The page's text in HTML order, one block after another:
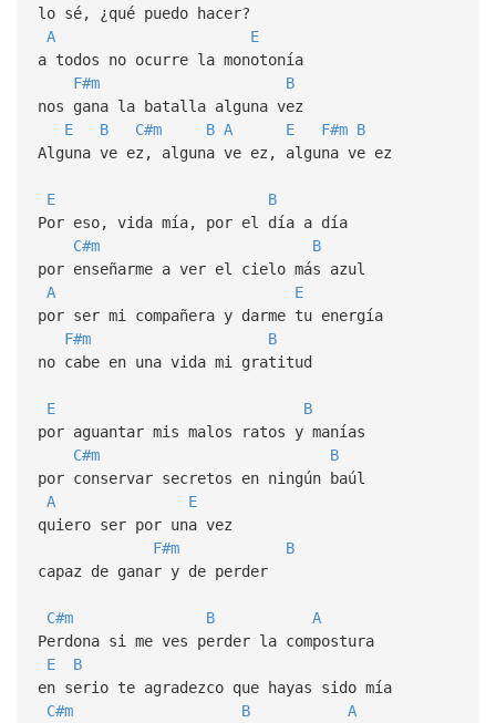
lo sé, ¿qué puedo hacer?
A
E
a todos no ocurre la monotonía
F#m
B
nos gana la batalla alguna vez
E
B C#m B A E F#m B
Alguna ve ez, alguna ve ez, alguna ve ez
E
B
Por eso, vida mía, por el día a día
C#m
B
por enseñarme a ver el cielo más azul
A
E
por ser mi compañera y darme tu energía
F#m
B
no cabe en una vida mi gratitud
E
B
por aguantar mis malos ratos y manías
C#m
B
por conservar secretos en ningún baúl
A
E
quiero ser por una vez
F#m
B
capaz de ganar y de perder
C#m B
A
Perdona si me ves perder la compostura
E
B
en serio te agradezco que hayas sido mía
C#m
B
A